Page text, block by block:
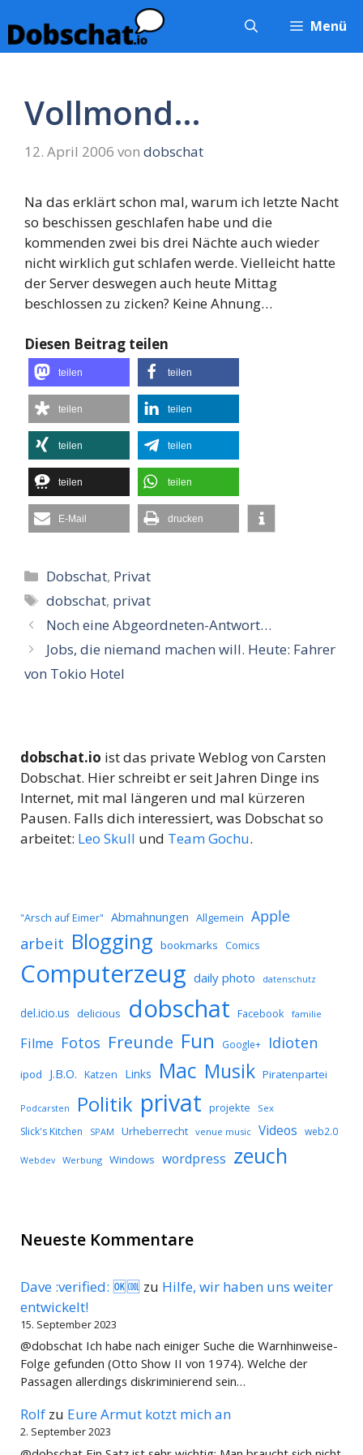
Inhalt
springen
Menü
Vollmond…
12. April 2006 von dobschat
Na das erklärt schon mal, warum ich letzte Nacht
so beschissen geschlafen habe und die
kommenden zwei bis drei Nächte auch wieder
nicht wirklich gut schlafen werde. Vielleicht hatte
der Server deswegen auch heute Mittag
beschlossen zu zicken? Keine Ahnung…
Diesen Beitrag teilen
teilen teilen
teilen teilen
teilen teilen
teilen teilen
E-Mail drucken
Kategorien
Dobschat, Privat
Schlagwörter
dobschat, privat
Noch eine Abgeordneten-Antwort…
Jobs, die niemand machen will. Heute: Fahrer
von Tokio Hotel
dobschat.io ist das private Weblog von Carsten
Dobschat. Hier schreibt er seit Jahren Dinge ins
Internet, mit mal längeren und mal kürzeren
Pausen. Falls dich interessiert, was Dobschat so
arbeitet: Leo Skull und Team Gochu.
"Arsch auf Eimer" Abmahnungen Allgemein Apple
arbeit Blogging bookmarks Comics
Computerzeug daily photo datenschutz
del.icio.us delicious dobschat Facebook familie
Filme Fotos Freunde Fun Google+ Idioten
ipod J.B.O. Katzen Links Mac Musik Piratenpartei
Podcarsten Politik privat projekte Sex
Slick's Kitchen SPAM Urheberrecht venue music Videos web2.0
Webdev Werbung Windows wordpress zeuch
Neueste Kommentare
Dave :verified: 🆗🆒 zu Hilfe, wir haben uns weiter
entwickelt!
15. September 2023
@dobschat Ich habe nach einiger Suche die Warnhinweise-
Folge gefunden (Otto Show II von 1974). Welche der
Passagen allerdings diskriminierend sein…
Rolf zu Eure Armut kotzt mich an
2. September 2023